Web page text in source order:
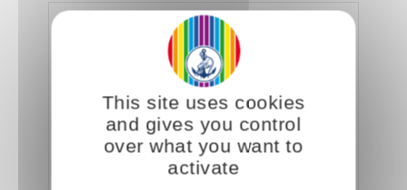
La sessualità forza del cielo
This site uses cookies
and gives you control
over what you want to
activate